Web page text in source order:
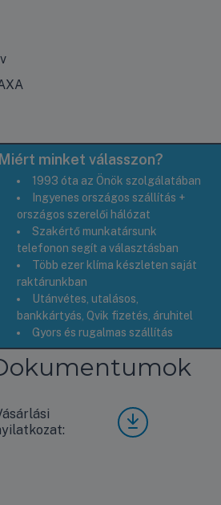
Miért minket válasszon?
1993 óta az Önök szolgálatában
Ingyenes országos szállítás +
országos szerelői hálózat
Szakértő munkatársunk
telefonon segít a választásban
Több ezer klíma készleten saját
raktárunkban
Utánvétes, utalásos,
bankkártyás, Qvik fizetés, áruhitel
Gyors és rugalmas szállítás
Vásá
rlási